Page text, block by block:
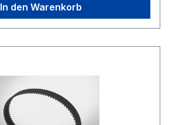
In den Warenkorb